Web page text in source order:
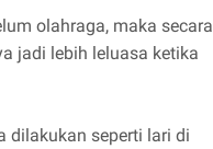
olahraga, maka secara
jadi lebih leluasa ketika
dilakukan seperti lari di